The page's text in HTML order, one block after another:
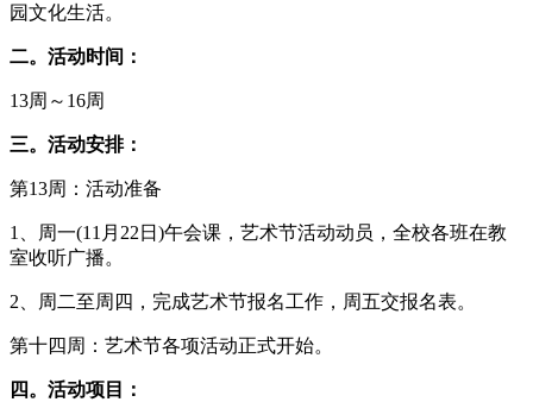
园文化生活。
二。活动时间：
13周～16周
三。活动安排：
第13周：活动准备
1、周一(11月22日)午会课，艺术节活动动员，全校各班在教
室收听广播。
2、周二至周四，完成艺术节报名工作，周五交报名表。
第十四周：艺术节各项活动正式开始。
四。活动项目：